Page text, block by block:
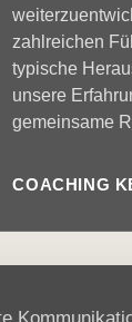
zahlreichen
typische
unsere
gemeinsame
COACHING